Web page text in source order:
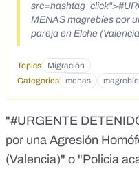
MENAS magrebíes por
pareja en Elche
164675?
s=20">https://
9164675?s=20</a></
Topics Migración
Categories
menas
"#URGENTE
por una Agresión
(Valencia)" o "Policia